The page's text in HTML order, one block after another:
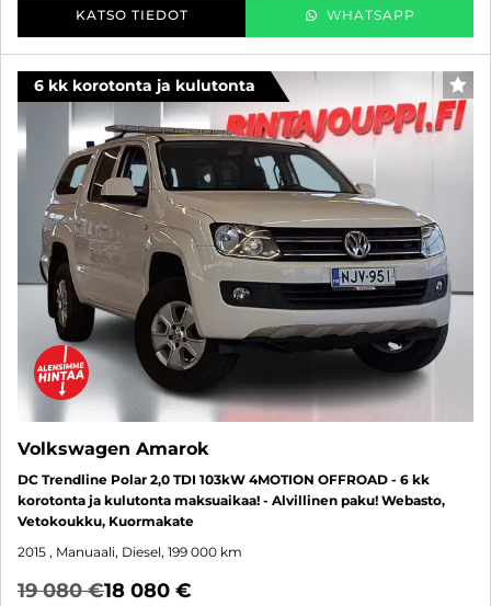
KATSO TIEDOT WHATSAPP
6 kk korotonta ja kulutonta
Volkswagen Amarok
DC Trendline Polar 2,0 TDI 103kW 4MOTION OFFROAD - 6 kk
korotonta ja kulutonta maksuaikaa! - Alvillinen paku! Webasto,
Vetokoukku, Kuormakate
2015 , Manuaali, Diesel, 199 000 km
19 080 €18 080 €